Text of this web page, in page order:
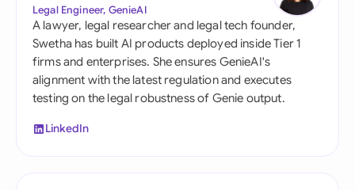
Legal Engineer, GenieAI
A lawyer, legal researcher and legal tech founder,
Swetha has built AI products deployed inside Tier 1
firms and enterprises. She ensures GenieAI's
alignment with the latest regulation and executes
testing on the legal robustness of Genie output.
LinkedIn